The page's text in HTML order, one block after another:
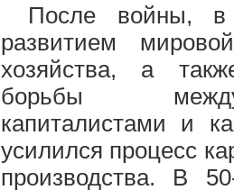
После войны, в
развитием
хозяйства, а
борьбы между
капиталистами и
усилился процесс
производства. В